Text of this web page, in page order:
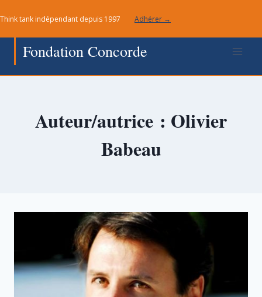
au
contenu
Think tank indépendant depuis 1997 Adhérer →
Fondation Concorde
Auteur/autrice : Olivier
Babeau